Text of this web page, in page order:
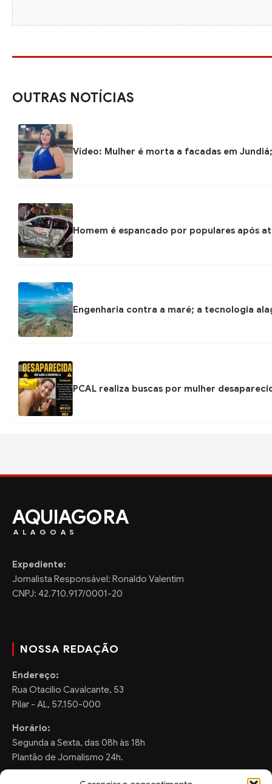
OUTRAS NOTÍCIAS
Vídeo: Mulher é morta a facadas em
Homem é espancado por populares após
Engenharia contra a maré; a tecnologia
PCAL realiza buscas por mulher
AQUIAG RA
ALAGOAS
Expediente:
Jornalista Responsável: Ronaldo Valentim
CNPJ: 42.710.917/0001-20
NOSSA REDAÇÃO
Endereço:
Rua Otacilio Cavalcante, 53
Pilar - AL, 57.150-000
Horário:
Segunda a Sexta, das 08h às 18h
Plantão de Jornalismo 24h.